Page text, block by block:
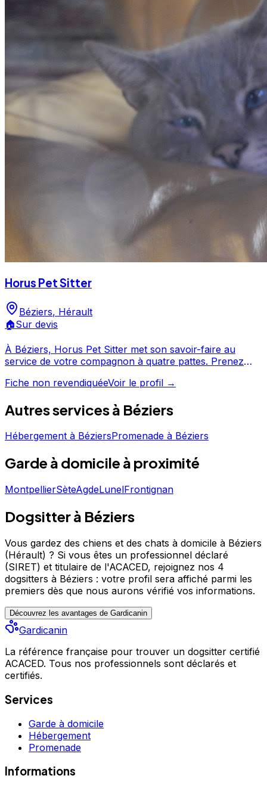
Horus Pet Sitter
Béziers, Hérault
🏠Sur devis
À Béziers, Horus Pet Sitter met son savoir-faire au
service de votre compagnon à quatre pattes. Prenez
garde de votre chien. Horus Pet Sitter est un
Fiche non revendiquéeVoir le profil →
Autres services à Béziers
Hébergement à BéziersPromenade à Béziers
Garde à domicile à proximité
MontpellierSèteAgdeLunelFrontignan
Dogsitter à Béziers
Vous gardez des chiens et des chats à domicile à Béziers
(Hérault) ? Si vous êtes un professionnel déclaré
(SIRET) et titulaire de l'ACACED, rejoignez nos 4
dogsitters à Béziers : votre profil sera affiché parmi les
premiers dès que nous aurons vérifié vos informations.
Découvrez les avantages de Gardicanin
Gardicanin
La référence française pour trouver un dogsitter certifié
ACACED. Tous nos professionnels sont déclarés et
certifiés.
Services
Garde à domicile
Hébergement
Promenade
Informations